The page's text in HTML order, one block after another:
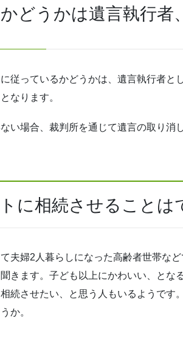
どうかは遺言執行者
従っているかどうかは、遺言執行者と
なります。
い場合、裁判所を通じて遺言の取り消
に相続させることは
夫婦2人暮らしになった高齢者世帯な
きます。子ども以上にかわいい、とな
続させたい、と思う人もいるようです
か。